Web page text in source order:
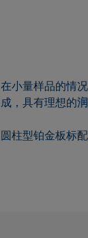
在小量样品的情
成，具有理想的
圆柱型铂金板标